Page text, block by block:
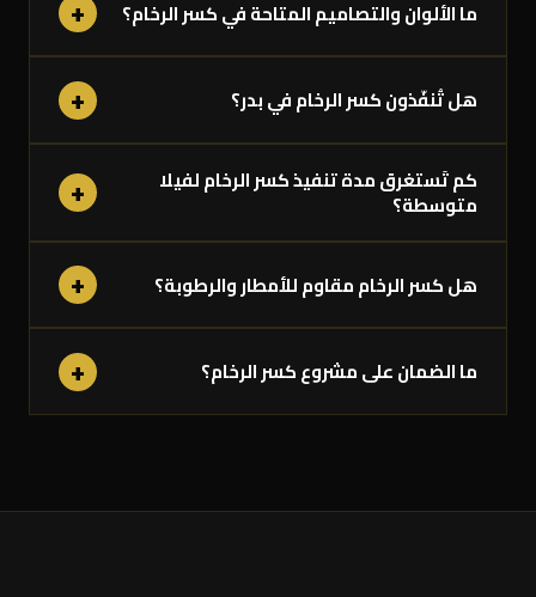
ما الألوان والتصاميم المتاحة في كسر الرخام؟ +
هل تُنفّذون كسر الرخام في بدر؟ +
كم تَستغرق مدة تنفيذ كسر الرخام لفيلا
متوسطة؟ +
هل كسر الرخام مقاوم للأمطار والرطوبة؟ +
ما الضمان على مشروع كسر الرخام؟ +